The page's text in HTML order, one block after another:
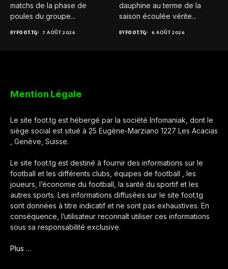
matchs de la phase de
poules du groupe...
BYFOOT.TG 7 AOÛT 2026
dauphine au terme de la
saison écoulée vérite...
BYFOOT.TG 6 AOÛT 2026
Mention Légale
Le site foot.tg est hébergé par la société Infomaniak, dont le
siège social est situé à 25 Eugène-Marziano 1227 Les Acacias
, Genève, Suisse.
Le site foot.tg est destiné à fournir des informations sur le
football et les différents clubs, équipes de football , les
joueurs, l’économie du football, la santé du sportif et les
autres sports. Les informations diffusées sur le site foot.tg
sont données à titre indicatif et ne sont pas exhaustives. En
conséquence, l’utilisateur reconnaît utiliser ces informations
sous sa responsabilité exclusive.
Plus …